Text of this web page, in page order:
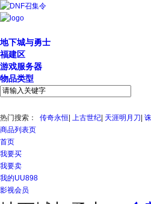
地下城与勇士
福建区
游戏服务器
物品类型
热门搜索： 传奇永恒| 上古世纪| 天涯明月刀|
商品列表页
首页
我要买
我要卖
我的UU898
影视会员